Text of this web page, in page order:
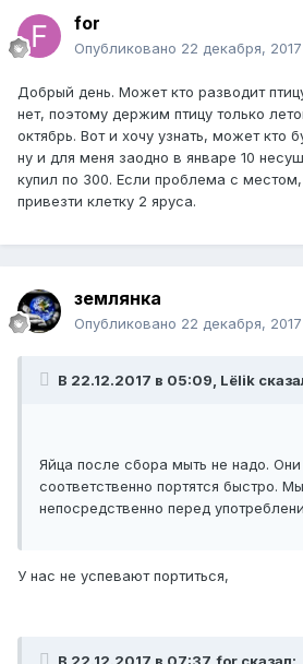
for
Опубликовано 22 декабря, 2017
Добрый день. Может кто разводит
нет, поэтому держим птицу только
октябрь. Вот и хочу узнать, может кто
ну и для меня заодно в январе 10
купил по 300. Если проблема с
привезти клетку 2 яруса.
землянка
Опубликовано 22 декабря, 2017
В 22.12.2017 в 05:09, Lёlik
Яйца после сбора мыть не надо.
соответственно портятся быстро.
непосредственно перед
У нас не успевают портиться,